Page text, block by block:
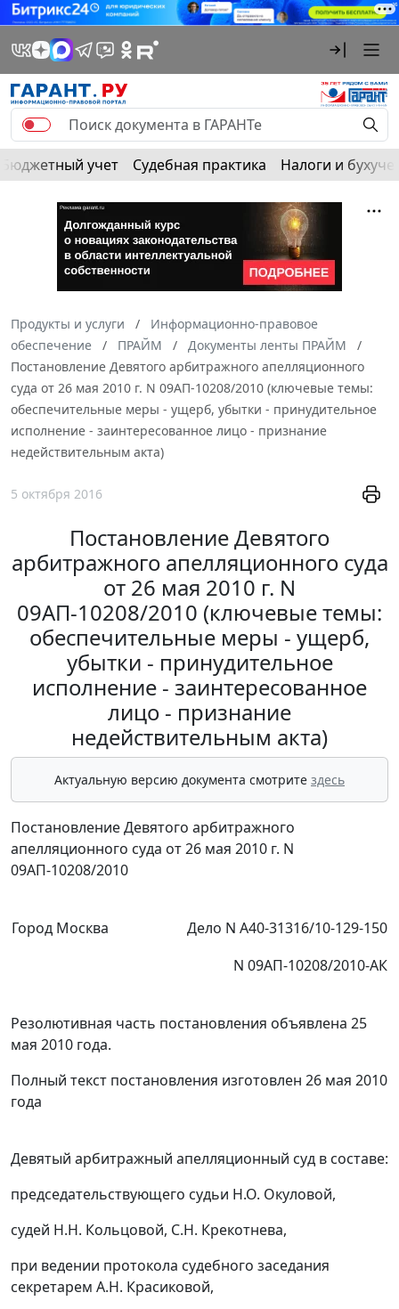
Бюджетный учет Судебная практика Налоги и
Продукты и услуги
Информационно-правовое
обеспечение
ПРАЙМ
Документы ленты ПРАЙМ
Постановление Девятого арбитражного апелляционного
суда от 26 мая 2010 г. N 09АП-10208/2010 (ключевые темы:
обеспечительные меры - ущерб, убытки - принудительное
исполнение - заинтересованное лицо - признание
недействительным акта)
5 октября 2016
Постановление Девятого
арбитражного апелляционного суда
от 26 мая 2010 г. N
09АП-10208/2010 (ключевые темы:
обеспечительные меры - ущерб,
убытки - принудительное
исполнение - заинтересованное
лицо - признание
недействительным акта)
Актуальную версию документа смотрите здесь
Постановление Девятого арбитражного
апелляционного суда от 26 мая 2010 г. N
09АП-10208/2010
Город Москва
Дело N А40-31316/10-129-150
N 09АП-10208/2010-АК
Резолютивная часть постановления объявлена 25
мая 2010 года.
Полный текст постановления изготовлен 26 мая 2010
года
Девятый арбитражный апелляционный суд в составе:
председательствующего судьи Н.О. Окуловой,
судей Н.Н. Кольцовой, С.Н. Крекотнева,
при ведении протокола судебного заседания
секретарем А.Н. Красиковой,